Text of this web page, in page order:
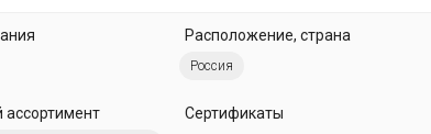
Расположение, страна
Россия
ассортимент Сертификаты